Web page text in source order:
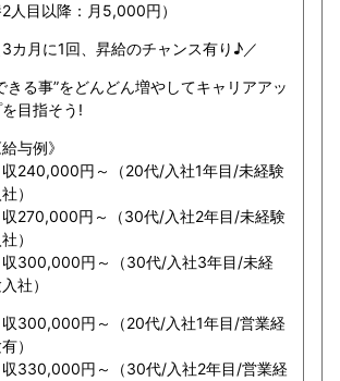
人目以降：月5,000円）
3カ月に1回、昇給のチャンス有り♪／
きる事”をどんどん増やしてキャリアアッ
目指そう!
給与例》
収240,000円～（20代/入社1年目/未経験
）
収270,000円～（30代/入社2年目/未経験
）
収300,000円～（30代/入社3年目/未経
社）
収300,000円～（20代/入社1年目/営業経
）
収330,000円～（30代/入社2年目/営業経